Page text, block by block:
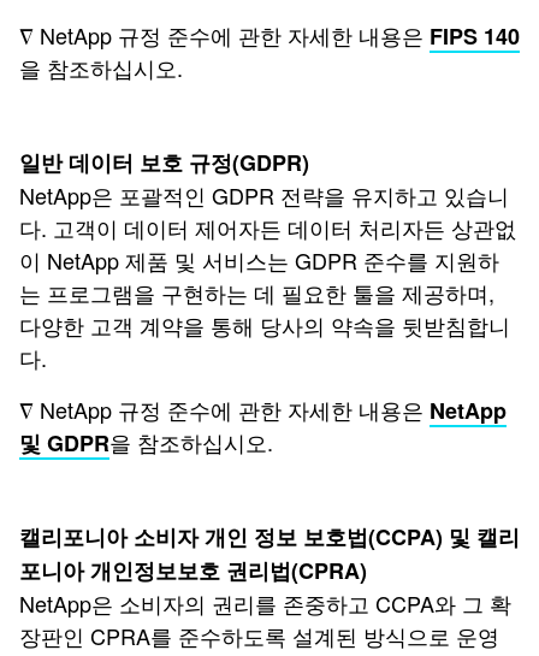
∇ NetApp 규정 준수에 관한 자세한 내용은 FIPS 140
을 참조하십시오.
일반 데이터 보호 규정(GDPR)
NetApp은 포괄적인 GDPR 전략을 유지하고 있습니
다. 고객이 데이터 제어자든 데이터 처리자든 상관없
이 NetApp 제품 및 서비스는 GDPR 준수를 지원하
는 프로그램을 구현하는 데 필요한 툴을 제공하며,
다양한 고객 계약을 통해 당사의 약속을 뒷받침합니
다.
∇ NetApp 규정 준수에 관한 자세한 내용은 NetApp
및 GDPR을 참조하십시오.
캘리포니아 소비자 개인 정보 보호법(CCPA) 및 캘리
포니아 개인정보보호 권리법(CPRA)
NetApp은 소비자의 권리를 존중하고 CCPA와 그 확
장판인 CPRA를 준수하도록 설계된 방식으로 운영